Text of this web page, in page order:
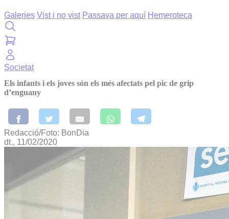
Galeries Vist i no vist Passava per aquí Hemeroteca
Societat
Els infants i els joves són els més afectats pel pic de grip
d’enguany
Redacció/Foto: BonDia
dt., 11/02/2020